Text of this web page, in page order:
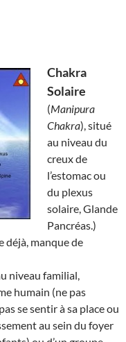
Chakra
Solaire
(Manipura
Chakra), situé
au niveau du
creux de
l’estomac ou
du plexus
solaire, Glande
Pancréas.)
déjà, manque de
niveau familial,
humain (ne pas
se sentir à sa place ou
au sein du foyer